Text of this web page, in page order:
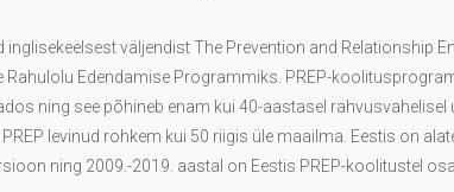
inglisekeelsest väljendist The Prevention and Relationship
Rahulolu Edendamise Programmiks. PREP-
ning see põhineb enam kui 40-aastasel
levinud rohkem kui 50 riigis üle maailma. Eestis on
ning 2009.-2019. aastal on Eestis PREP-koolitustel